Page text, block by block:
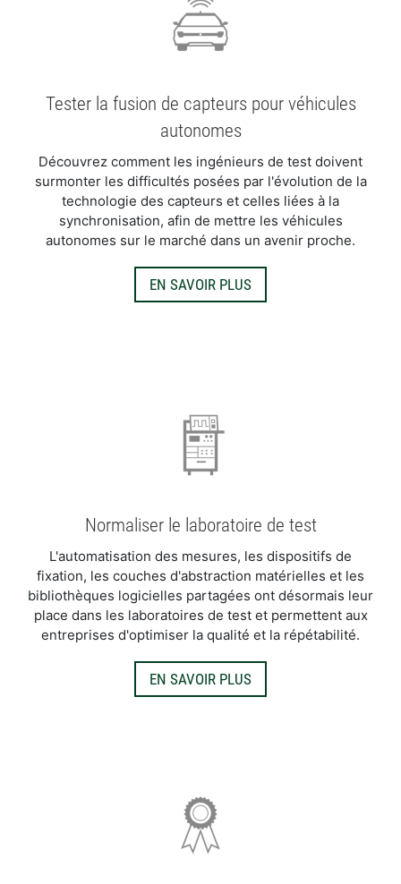
Tester la fusion de capteurs pour véhicules
autonomes
Découvrez comment les ingénieurs de test doivent
surmonter les difficultés posées par l'évolution de la
technologie des capteurs et celles liées à la
synchronisation, afin de mettre les véhicules
autonomes sur le marché dans un avenir proche.
EN SAVOIR PLUS
Normaliser le laboratoire de test
L'automatisation des mesures, les dispositifs de
fixation, les couches d'abstraction matérielles et les
bibliothèques logicielles partagées ont désormais leur
place dans les laboratoires de test et permettent aux
entreprises d'optimiser la qualité et la répétabilité.
EN SAVOIR PLUS